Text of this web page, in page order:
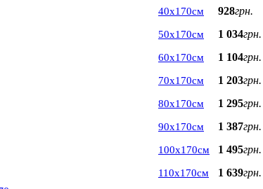
40х170см 928грн.
50х170см 1 034грн.
60х170см 1 104грн.
70х170см 1 203грн.
80х170см 1 295грн.
90х170см 1 387грн.
100х170см 1 495грн.
110х170см 1 639грн.